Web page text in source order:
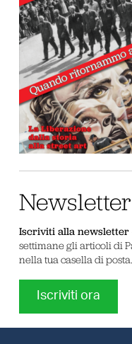
Newsletter
Iscriviti alla newsletter
settimane gli articoli di
nella tua casella di posta.
Iscriviti ora